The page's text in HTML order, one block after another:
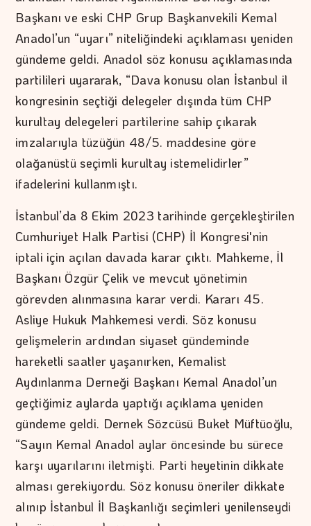
Başkanı ve eski CHP Grup Başkanvekili Kemal
Anadol’un “uyarı” niteliğindeki açıklaması yeniden
gündeme geldi. Anadol söz konusu açıklamasında
partilileri uyararak, “Dava konusu olan İstanbul il
kongresinin seçtiği delegeler dışında tüm CHP
kurultay delegeleri partilerine sahip çıkarak
imzalarıyla tüzüğün 48/5. maddesine göre
olağanüstü seçimli kurultay istemelidirler”
ifadelerini kullanmıştı.
İstanbul’da 8 Ekim 2023 tarihinde gerçekleştirilen
Cumhuriyet Halk Partisi (CHP) İl Kongresi'nin
iptali için açılan davada karar çıktı. Mahkeme, İl
Başkanı Özgür Çelik ve mevcut yönetimin
görevden alınmasına karar verdi. Kararı 45.
Asliye Hukuk Mahkemesi verdi. Söz konusu
gelişmelerin ardından siyaset gündeminde
hareketli saatler yaşanırken, Kemalist
Aydınlanma Derneği Başkanı Kemal Anadol’un
geçtiğimiz aylarda yaptığı açıklama yeniden
gündeme geldi. Dernek Sözcüsü Buket Müftüoğlu,
“Sayın Kemal Anadol aylar öncesinde bu sürece
karşı uyarılarını iletmişti. Parti heyetinin dikkate
alması gerekiyordu. Söz konusu öneriler dikkate
alınıp İstanbul İl Başkanlığı seçimleri yenilenseydi